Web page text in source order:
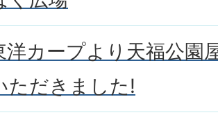
洋カープより天福公園
ただきました!